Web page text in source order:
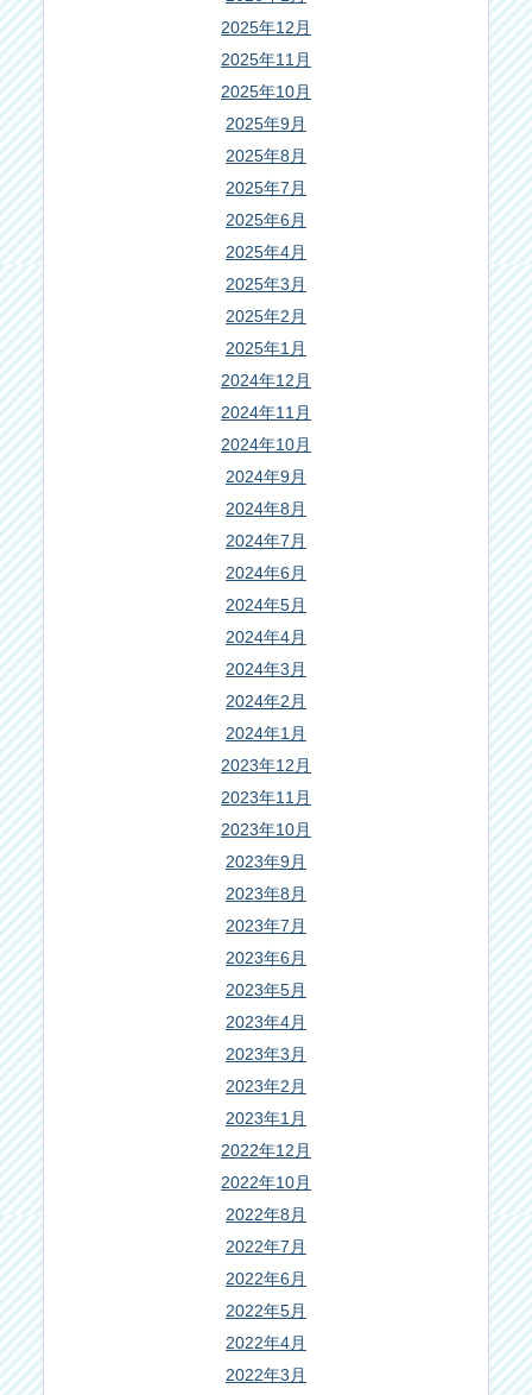
2025年12月
2025年11月
2025年10月
2025年9月
2025年8月
2025年7月
2025年6月
2025年4月
2025年3月
2025年2月
2025年1月
2024年12月
2024年11月
2024年10月
2024年9月
2024年8月
2024年7月
2024年6月
2024年5月
2024年4月
2024年3月
2024年2月
2024年1月
2023年12月
2023年11月
2023年10月
2023年9月
2023年8月
2023年7月
2023年6月
2023年5月
2023年4月
2023年3月
2023年2月
2023年1月
2022年12月
2022年10月
2022年8月
2022年7月
2022年6月
2022年5月
2022年4月
2022年3月